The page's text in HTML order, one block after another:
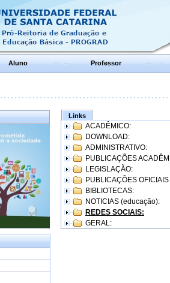
Aluno Professor
Links
ACADÊMICO:
DOWNLOAD:
ADMINISTRATIVO:
PUBLICAÇÕES
LEGISLAÇÃO:
PUBLICAÇÕES
BIBLIOTECAS:
NOTICIAS (educação):
REDES SOCIAIS:
GERAL: